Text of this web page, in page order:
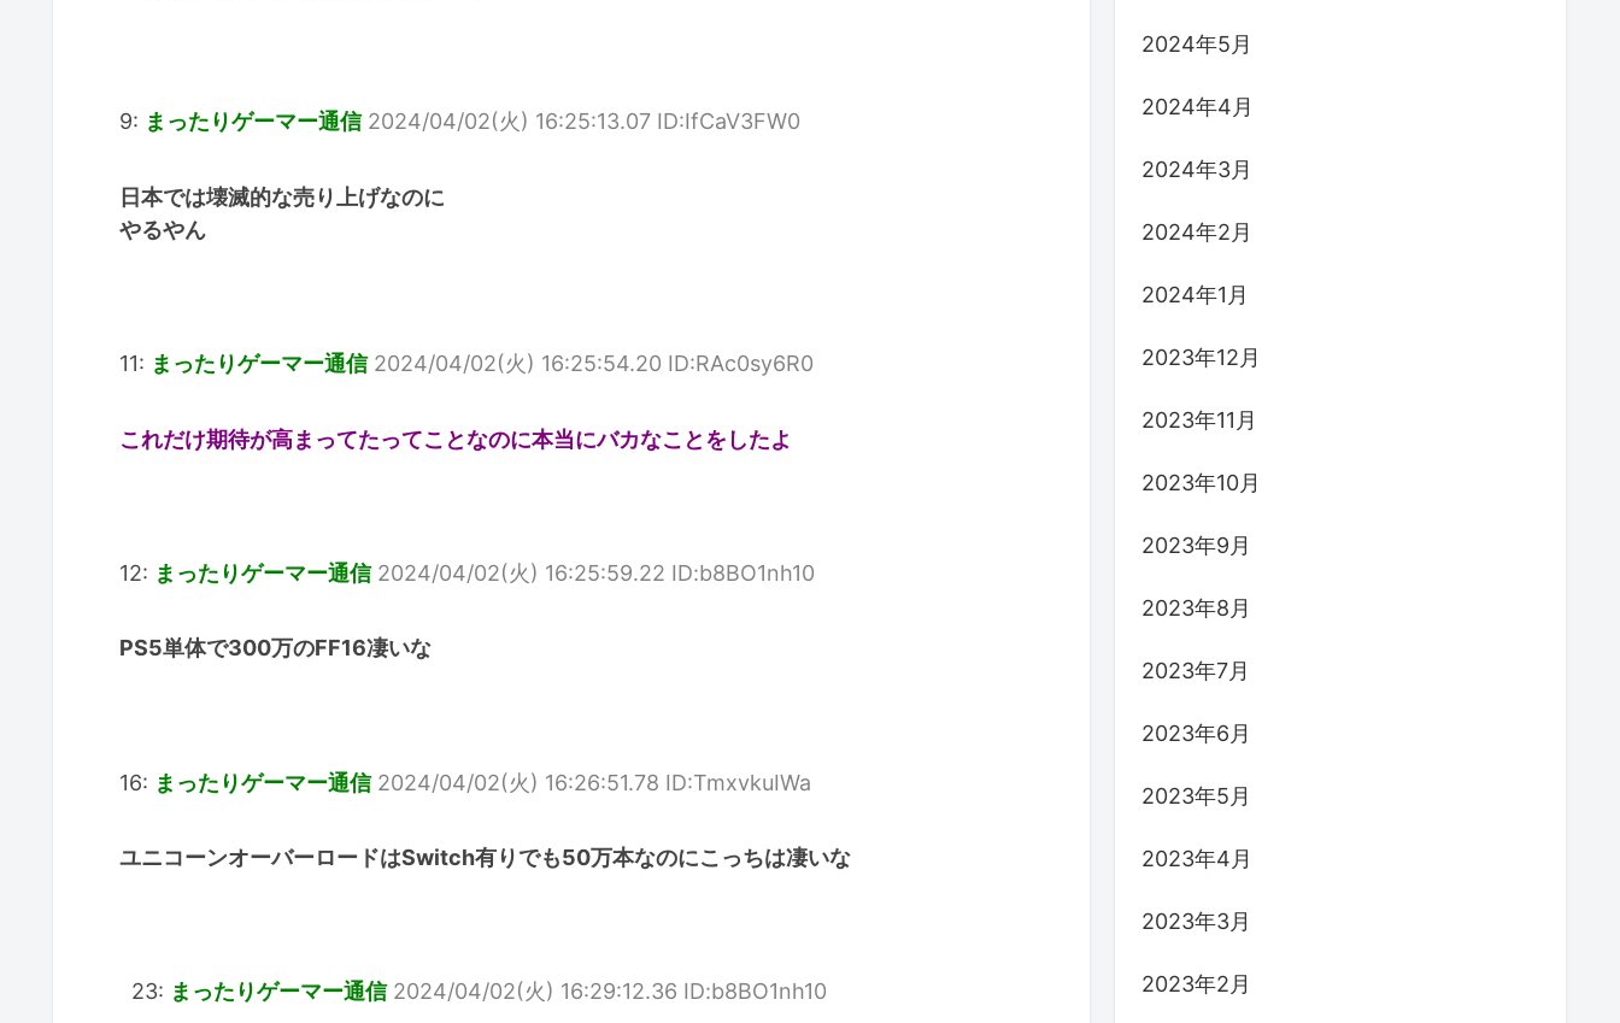
9: まったりゲーマー通信 2024/04/02(火) 16:25:13.07 ID:IfCaV3FW0
日本では壊滅的な売り上げなのに
やるやん
11: まったりゲーマー通信 2024/04/02(火) 16:25:54.20 ID:RAc0sy6R0
これだけ期待が高まってたってことなのに本当にバカなことをしたよ
12: まったりゲーマー通信 2024/04/02(火) 16:25:59.22 ID:b8BO1nh10
PS5単体で300万のFF16凄いな
16: まったりゲーマー通信 2024/04/02(火) 16:26:51.78 ID:TmxvkuIWa
ユニコーンオーバーロードはSwitch有りでも50万本なのにこっちは凄いな
23: まったりゲーマー通信 2024/04/02(火) 16:29:12.36 ID:b8BO1nh10
2024年5月
2024年4月
2024年3月
2024年2月
2024年1月
2023年12月
2023年11月
2023年10月
2023年9月
2023年8月
2023年7月
2023年6月
2023年5月
2023年4月
2023年3月
2023年2月